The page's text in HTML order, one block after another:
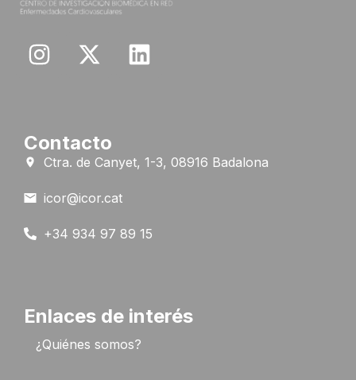
Contacto
Ctra. de Canyet, 1-3, 08916 Badalona
icor@icor.cat
+34 934 97 89 15
Enlaces de interés
¿Quiénes somos?